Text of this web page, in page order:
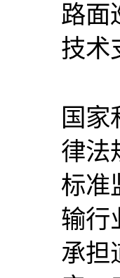
路面
技术
国家
律法
标准
输行
承担